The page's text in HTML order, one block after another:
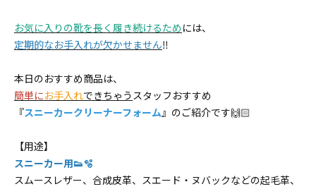
お気に入りの靴を長く履き続けるため には、
定期的なお手入れが欠かせません‼️
本日のおすすめ商品は、
簡単にお手入れできちゃうスタッフおすすめ
『スニーカークリーナーフォーム』のご紹介です🙌🏻
【用途】
スニーカー用👟🫧
スムースレザー、合成皮革、スエード・ヌバックなどの起毛革、